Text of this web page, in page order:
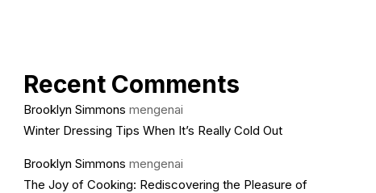
Recent Comments
Brooklyn Simmons mengenai
Winter Dressing Tips When It’s Really Cold Out
Brooklyn Simmons mengenai
The Joy of Cooking: Rediscovering the Pleasure of